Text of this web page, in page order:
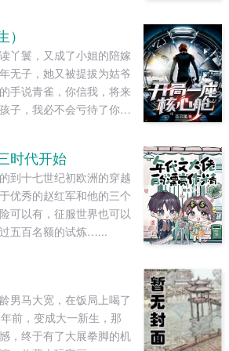
丫鬟，又成了小姐的陪嫁
无子，她又被提拔为姑爷
手说青雀，你信我，将来
子，我必不会亏待了你。
大，女儿如花貌美，儿子
，她的好日子要来了。可
被打断双腿的冬天，她也
，死在一个寒冷的夜。青
一问她的小姐，她从小相
什么这样待她的孩子们？
姑爷的侍妾，肚里才怀上
她目不转睛的楚王，此生
还未隆起的小腹，她抛却
的榻。...
时代开始
到十七世纪初欧洲的穿越
秀的赵红军和他的三个
可以有，征服世界也可以
五百名额的试炼…...
男马大宽，在饭局上喝了
前，变成大一新生，那
，终于有了大展拳脚的机